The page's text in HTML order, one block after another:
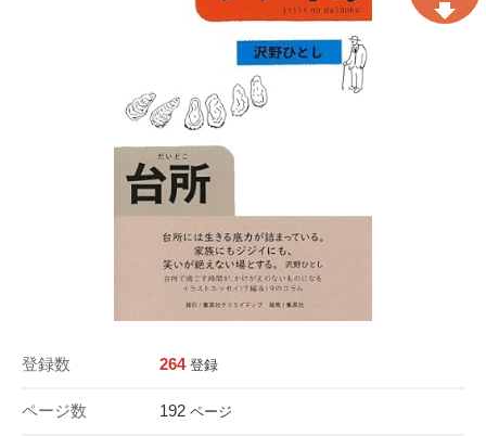
登録数 264 登録
ページ数 192 ページ